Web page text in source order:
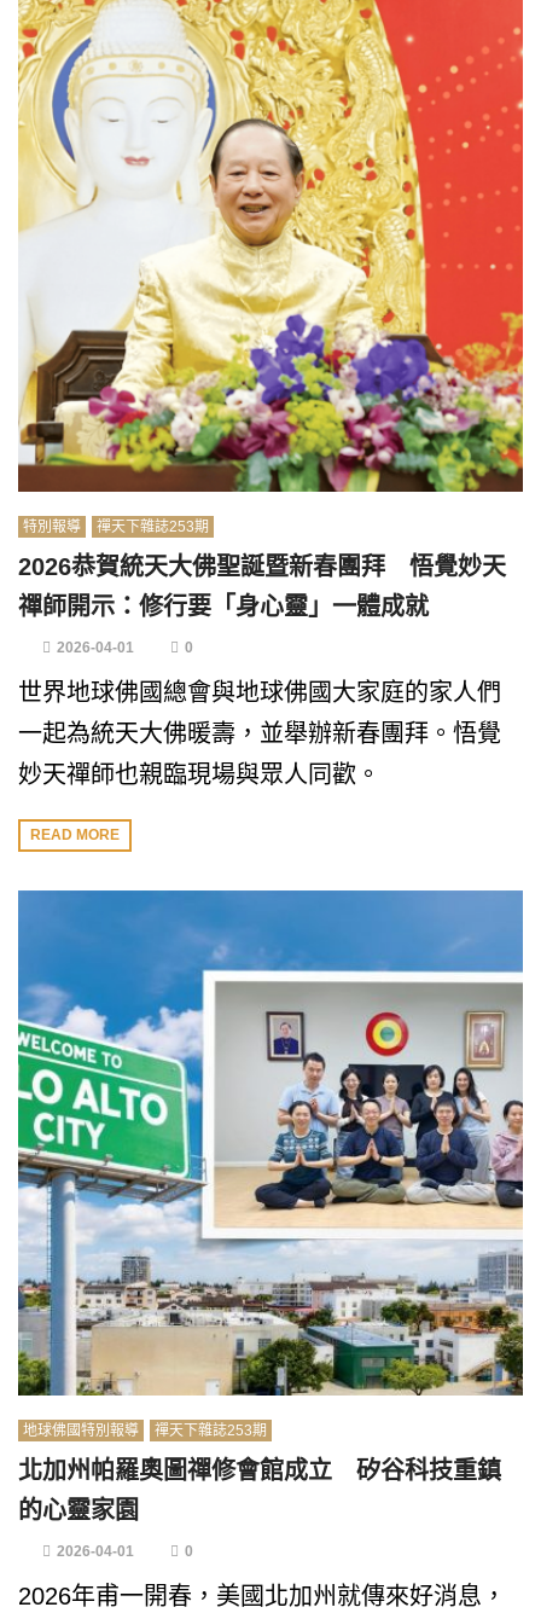
特別報導 禪天下雜誌253期
2026恭賀統天大佛聖誕暨新春團拜 悟覺妙天
禪師開示：修行要「身心靈」一體成就
2026-04-01 0
世界地球佛國總會與地球佛國大家庭的家人們
一起為統天大佛暖壽，並舉辦新春團拜。悟覺
妙天禪師也親臨現場與眾人同歡。
READ MORE
地球佛國特別報導 禪天下雜誌253期
北加州帕羅奧圖禪修會館成立 矽谷科技重鎮
的心靈家園
2026-04-01 0
2026年甫一開春，美國北加州就傳來好消息，